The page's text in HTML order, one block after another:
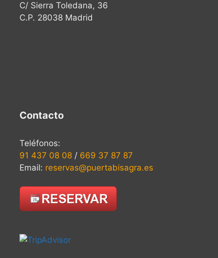
C/ Sierra Toledana, 36
C.P. 28038 Madrid
Contacto
Teléfonos:
91 437 08 08 / 669 37 87 87
Email: reservas@puertabisagra.es